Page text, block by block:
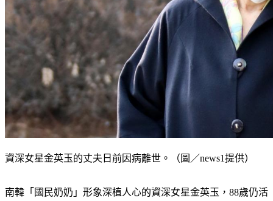
資深女星金英玉的丈夫日前因病離世。（圖／news1提供）
南韓「國民奶奶」形象深植人心的資深女星金英玉，88歲仍活